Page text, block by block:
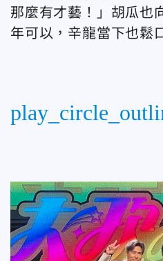
那麼有才藝！」胡瓜也
年可以，辛龍當下也鬆